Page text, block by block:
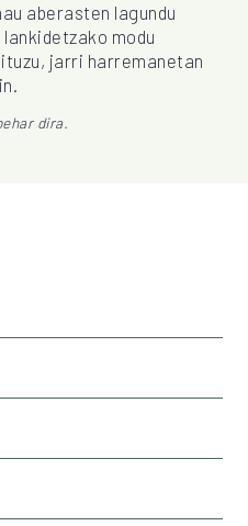
aberasten lagundu
modu
jarri harremanetan
dira.